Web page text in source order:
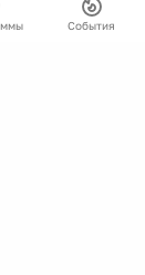
События